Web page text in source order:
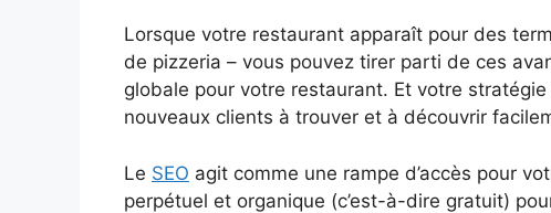
Lorsque votre restaurant apparaît pour des
de pizzeria – vous pouvez tirer parti de ces
globale pour votre restaurant. Et votre
nouveaux clients à trouver et à découvrir
Le SEO agit comme une rampe d’accès pour
perpétuel et organique (c’est-à-dire gratuit)